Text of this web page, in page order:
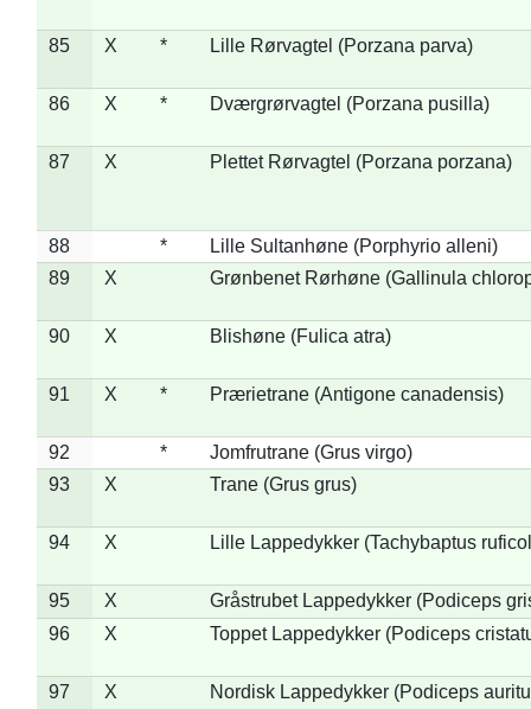
85 X * Lille Rørvagtel (Porzana parva)
86 X * Dværgrørvagtel (Porzana pusilla)
87 X Plettet Rørvagtel (Porzana porzana)
88 *
Lille Sultanhøne (Porphyrio alleni)
89
X Grønbenet Rørhøne (Gallinula
90 X Blishøne (Fulica atra)
91 X * Prærietrane (Antigone canadensis)
92 *
Jomfrutrane (Grus virgo)
93
X Trane (Grus grus)
94 X Lille Lappedykker (Tachybaptus
95 X
Gråstrubet Lappedykker (Podiceps
96
X Toppet Lappedykker (Podiceps
97 X Nordisk Lappedykker (Podiceps